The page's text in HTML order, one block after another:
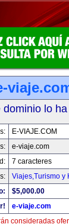
lo
E-VIAJE.COM
e-viaje.com
7 caracteres
Viajes,Turismo y
$5,000.00
e-viaje.com
consideradas